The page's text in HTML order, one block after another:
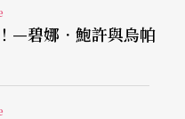
赫那頓》，也是分別
做相同手法的的人物
。在一九九○年代中
考克多（Jean Coctea
—碧娜．鮑許與烏帕